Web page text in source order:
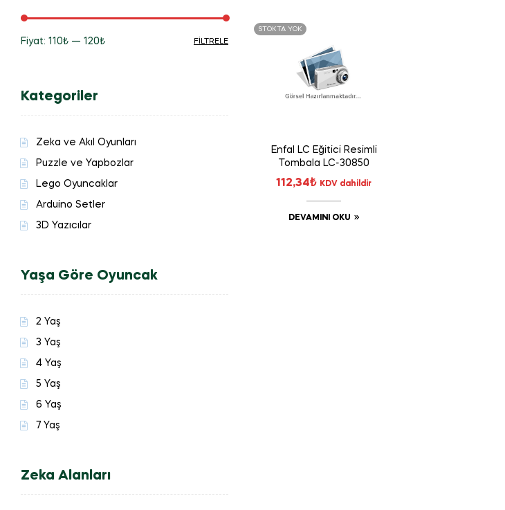
STOKTA YOK
Enfal LC Eğitici Resimli
Tombala LC-30850
112,34₺ KDV dahildir
DEVAMINI OKU
FILTRELE
Fiyat: 110₺ — 120₺
Kategoriler
Zeka ve Akıl Oyunları
Puzzle ve Yapbozlar
Lego Oyuncaklar
Arduino Setler
3D Yazıcılar
Yaşa Göre Oyuncak
2 Yaş
3 Yaş
4 Yaş
5 Yaş
6 Yaş
7 Yaş
Zeka Alanları